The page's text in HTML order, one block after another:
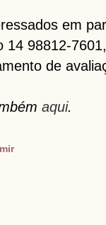
em
14 98812-
de
aqui.